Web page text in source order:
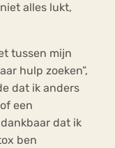
alles lukt,
tussen mijn
hulp zoeken”,
dat ik anders
een
dat ik
ben